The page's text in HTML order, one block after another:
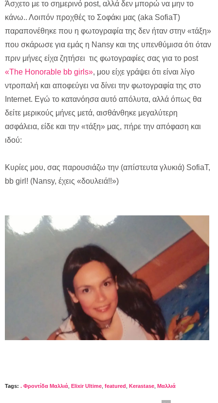
Άσχετο με το σημερινό post, αλλά δεν μπορώ να μην το
κάνω.. Λοιπόν προχθές το Σοφάκι μας (aka SofiaT)
παραπονέθηκε που η φωτογραφία της δεν ήταν στην «τάξη»
που σκάρωσε για εμάς η Nansy και της υπενθύμισα ότι όταν
πριν μήνες είχα ζητήσει τις φωτογραφίες σας για το post
«The Honorable bb girls», μου είχε γράψει ότι είναι λίγο
ντροπαλή και αποφεύγει να δίνει την φωτογραφία της στο
Internet. Εγώ το κατανόησα αυτό απόλυτα, αλλά όπως θα
δείτε μερικούς μήνες μετά, αισθάνθηκε μεγαλύτερη
ασφάλεια, είδε και την «τάξη» μας, πήρε την απόφαση και
ιδού:
Κυρίες μου, σας παρουσιάζω την (απίστευτα γλυκιά) SofiaT,
bb girl! (Νansy, έχεις «δουλειά!!»)
Tags: . Φροντίδα Μαλλιά Elixir Ultime featured Kerastase Mαλλιά